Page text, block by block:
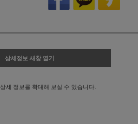
상세정보 새창 열기
상세 정보를 확대해 보실 수 있습니다.